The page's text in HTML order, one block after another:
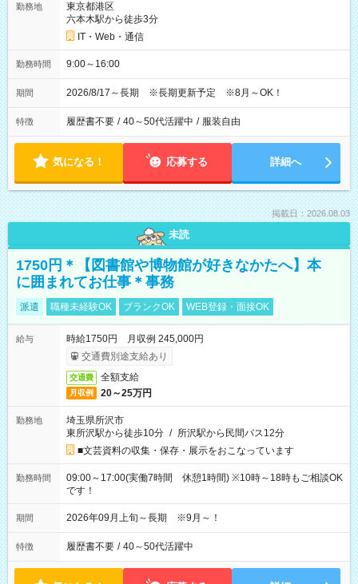
勤務地
東京都港区
六本木駅から徒歩3分
IT・Web・通信
勤務時間 9:00～16:00
期間 2026/8/17～長期 ※長期更新予定 ※8月～OK！
特徴 履歴書不要 / 40～50代活躍中 / 服装自由
気になる！ 応募する 詳細へ
掲載日：2026.08.03
未読
1750円＊【図書館や博物館が好きなかたへ】本
に囲まれてお仕事＊事務
派遣 職種未経験OK ブランクOK WEB登録・面接OK
給与
時給1750円 月収例 245,000円
交通費別途支給あり
交通費 全額支給
月収例 20～25万円
勤務地
埼玉県所沢市
東所沢駅から徒歩10分 / 所沢駅から民間バス12分
■文芸資料の収集・保存・展示をおこなっています
勤務時間
09:00～17:00(実働7時間 休憩1時間) ※10時～18時もご相談OK
です！
期間 2026年09月上旬～長期 ※9月～！
特徴 履歴書不要 / 40～50代活躍中